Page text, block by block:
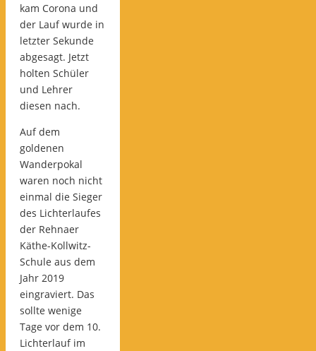
kam Corona und
der Lauf wurde in
letzter Sekunde
abgesagt. Jetzt
holten Schüler
und Lehrer
diesen nach.
Auf dem
goldenen
Wanderpokal
waren noch nicht
einmal die Sieger
des Lichterlaufes
der Rehnaer
Käthe-Kollwitz-
Schule aus dem
Jahr 2019
eingraviert. Das
sollte wenige
Tage vor dem 10.
Lichterlauf im